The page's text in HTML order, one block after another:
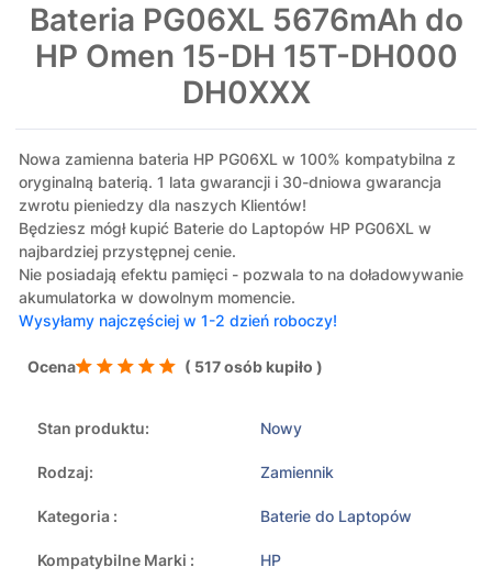
Bateria PG06XL 5676mAh do
HP Omen 15-DH 15T-DH000
DH0XXX
Nowa zamienna bateria HP PG06XL w 100% kompatybilna z
oryginalną baterią. 1 lata gwarancji i 30-dniowa gwarancja
zwrotu pieniedzy dla naszych Klientów!
Będziesz mógł kupić Baterie do Laptopów HP PG06XL w
najbardziej przystępnej cenie.
Nie posiadają efektu pamięci - pozwala to na doładowywanie
akumulatorka w dowolnym momencie.
Wysyłamy najczęściej w 1-2 dzień roboczy!
Ocena ( 517 osób kupiło )
Stan produktu: Nowy
Rodzaj: Zamiennik
Kategoria : Baterie do Laptopów
Kompatybilne Marki : HP